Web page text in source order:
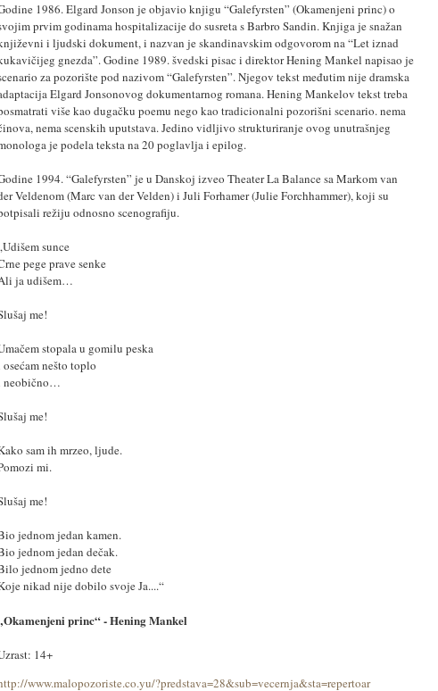
1986. Elgard Jonson je objavio knjigu “Galefyrsten” (Okamenjeni princ) o
prvim godinama hospitalizacije do susreta s Barbro Sandin. Knjiga je snažan
i ljudski dokument, i nazvan je skandinavskim odgovorom na “Let iznad
gnezda”. Godine 1989. švedski pisac i direktor Hening Mankel napisao je
za pozorište pod nazivom “Galefyrsten”. Njegov tekst međutim nije dramska
Elgard Jonsonovog dokumentarnog romana. Hening Mankelov tekst treba
više kao dugačku poemu nego kao tradicionalni pozorišni scenario. nema
nema scenskih uputstava. Jedino vidljivo strukturiranje ovog unutrašnjeg
je podela teksta na 20 poglavlja i epilog.
1994. “Galefyrsten” je u Danskoj izveo Theater La Balance sa Markom van
Veldenom (Marc van der Velden) i Juli Forhamer (Julie Forchhammer), koji su
režiju odnosno scenografiju.
sunce
pege prave senke
ja udišem…
me!
stopala u gomilu peska
osećam nešto toplo
neobično…
me!
sam ih mrzeo, ljude.
mi.
me!
jednom jedan kamen.
jednom jedan dečak.
jednom jedno dete
nikad nije dobilo svoje Ja....“
princ“ - Hening Mankel
14+
www.malopozoriste.co.yu/?predstava=28&sub=vecernja&sta=repertoar